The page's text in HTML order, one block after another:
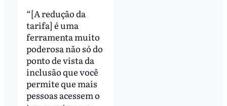
“[A redução da
tarifa] é uma
ferramenta muito
poderosa não só do
ponto de vista da
inclusão que você
permite que mais
pessoas acessem o